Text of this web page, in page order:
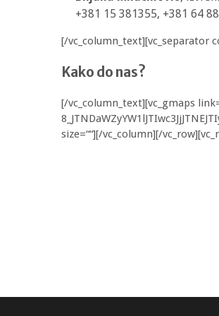
+381 15 381355, +381 64
[/vc_column_text][vc_separator
Kako do nas?
[/vc_column_text][vc_gmaps
size=““][/vc_column][/